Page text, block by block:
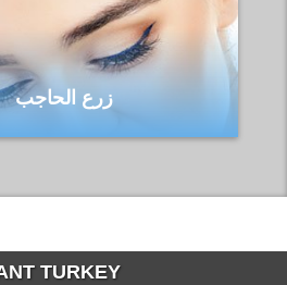
زرع الحاجب
TURKEY